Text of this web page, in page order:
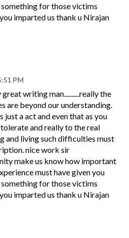
for those victims
imparted us thank u Nirajan
PM
writing man..........really the
are beyond our understanding.
just a act and even that as you
and really to the real
and living such difficulties must
nice work sir
make us know how important
must have given you
for those victims
imparted us thank u Nirajan